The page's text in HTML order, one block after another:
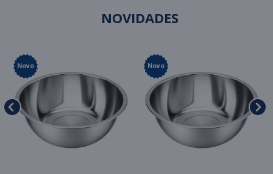
NOVIDADES
Novo Novo